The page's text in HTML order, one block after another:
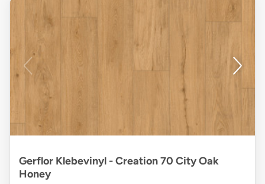
Gerflor Klebevinyl - Creation 70 City Oak
Honey